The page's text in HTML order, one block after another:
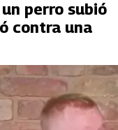
perro subió
contra una